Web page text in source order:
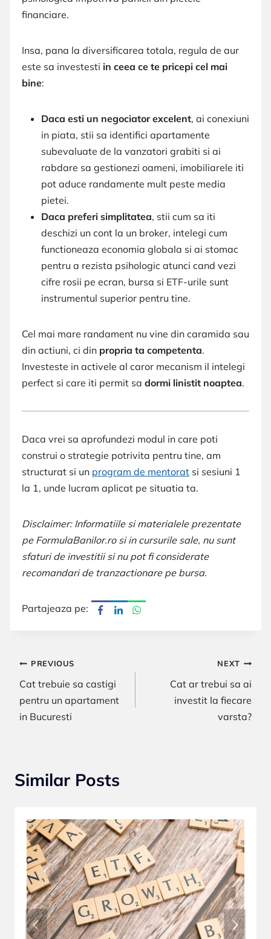
financiare.
Insa, pana la diversificarea totala, regula de aur
este sa investesti in ceea ce te pricepi cel mai
bine:
Daca esti un negociator excelent, ai conexiuni
in piata, stii sa identifici apartamente
subevaluate de la vanzatori grabiti si ai
rabdare sa gestionezi oameni, imobiliarele iti
pot aduce randamente mult peste media
pietei.
Daca preferi simplitatea, stii cum sa iti
deschizi un cont la un broker, intelegi cum
functioneaza economia globala si ai stomac
pentru a rezista psihologic atunci cand vezi
cifre rosii pe ecran, bursa si ETF-urile sunt
instrumentul superior pentru tine.
Cel mai mare randament nu vine din caramida sau
din actiuni, ci din propria ta competenta.
Investeste in activele al caror mecanism il intelegi
perfect si care iti permit sa dormi linistit noaptea.
Daca vrei sa aprofundezi modul in care poti
construi o strategie potrivita pentru tine, am
structurat si un program de mentorat si sesiuni 1
la 1, unde lucram aplicat pe situatia ta.
Disclaimer: Informatiile si materialele prezentate
pe FormulaBanilor.ro si in cursurile sale, nu sunt
sfaturi de investitii si nu pot fi considerate
recomandari de tranzactionare pe bursa.
Partajeaza pe:
Navigare
în
articole
PREVIOUS
Cat trebuie sa castigi
pentru un apartament
in Bucuresti
NEXT
Cat ar trebui sa ai
investit la fiecare
varsta?
Similar Posts